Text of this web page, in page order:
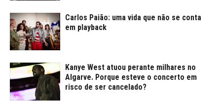
Carlos Paião: uma vida que não se conta
em playback
Kanye West atuou perante milhares no
Algarve. Porque esteve o concerto em
risco de ser cancelado?